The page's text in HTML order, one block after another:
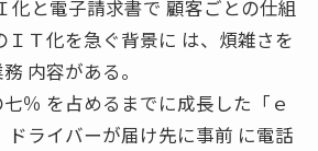
化と電子請求書で 顧客ごとの仕組
ＩＴ化を急ぐ背景に は、煩雑さを
内容がある。
％ を占めるまでに成長した「ｅ
ライバーが届け先に事前 に電話